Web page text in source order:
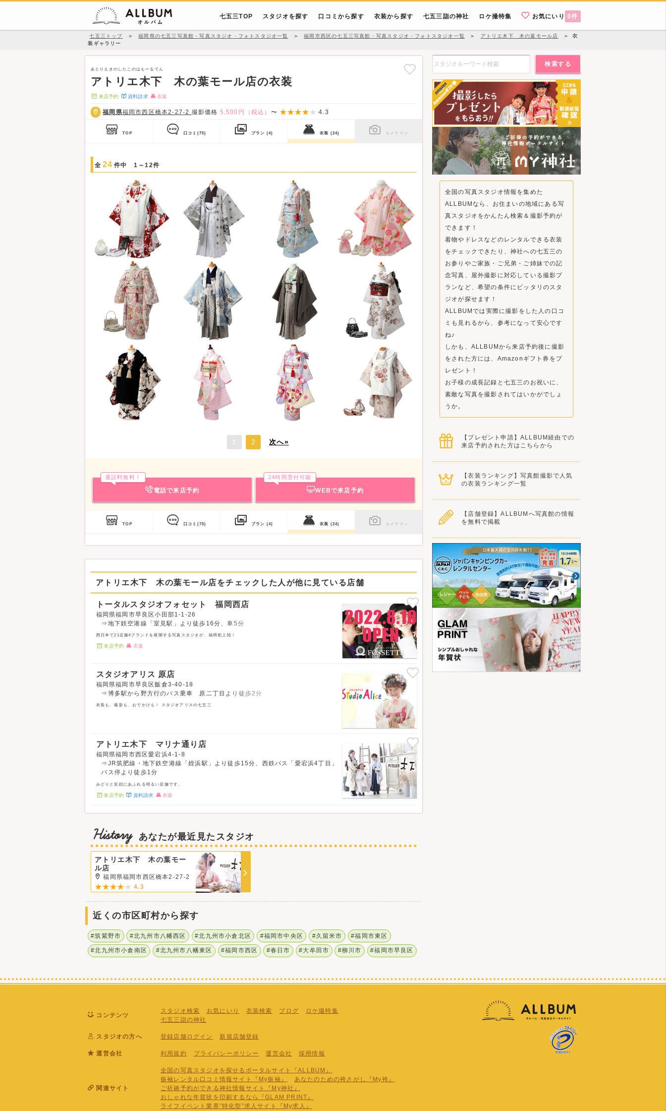
七五三TOP スタジオを探す 口コミから探す 衣装から探す 七五三詣の神社 ロケ撮特集 お気にいり 0件
七五三トップ ＞ 福岡県の七五三写真館・写真スタジオ・フォトスタジオ一覧 ＞ 福岡市西区の七五三写真館・写真スタジオ・フォトスタジオ一覧 ＞ アトリエ木下 木の葉モール店 ＞
衣
装ギャラリー
あとりえきのしたこのはもーるてん
アトリエ木下 木の葉モール店の衣装
来店予約 資料請求 衣装
福岡県福岡市西区橋本2-27-2 撮影価格 5,500円（税込） 〜 4.3
TOP 口コミ (75) プラン (4) 衣装 (24) カメラマン
全 24 件中 1～12件
1 2 次へ»
電話で来店予約
通話料無料！
WEBで来店予約
24時間受付可能
TOP 口コミ (75) プラン (4) 衣装 (24) カメラマン
アトリエ木下 木の葉モール店をチェックした人が他に見ている店舗
トータルスタジオフォセット 福岡西店
福岡県福岡市早良区小田部1-1-26
⇒地下鉄空港線「室見駅」より徒歩16分、車5分
西日本で21店舗4ブランドを展開する写真スタジオが、福岡初上陸！
来店予約 衣装
スタジオアリス 原店
福岡県福岡市早良区飯倉3-40-18
⇒博多駅から野方行のバス乗車 原二丁目より徒歩2分
衣装も、撮影も、おでかけも！ スタジオアリスの七五三
アトリエ木下 マリナ通り店
福岡県福岡市西区愛宕浜4-1-8
⇒JR筑肥線・地下鉄空港線「姪浜駅」より徒歩15分、西鉄バス「愛宕浜4丁目」
バス停より徒歩1分
みどりと笑顔にあふれる明るい店舗です。
来店予約 資料請求 衣装
History あなたが最近見たスタジオ
アトリエ木下 木の葉モー
ル店
福岡県福岡市西区橋本2-27-2
4.3
近くの市区町村から探す
#筑紫野市 #北九州市八幡西区 #北九州市小倉北区 #福岡市中央区 #久留米市 #福岡市東区
#北九州市小倉南区 #北九州市八幡東区 #福岡市西区 #春日市 #大牟田市 #柳川市 #福岡市早良区
検索する
全国の写真スタジオ情報を集めた
ALLBUMなら、お住まいの地域にある写
真スタジオをかんたん検索＆撮影予約が
できます！
着物やドレスなどのレンタルできる衣装
をチェックできたり、神社への七五三の
お参りやご家族・ご兄弟・ご姉妹での記
念写真、屋外撮影に対応している撮影プ
ランなど、希望の条件にピッタリのスタ
ジオが探せます！
ALLBUMでは実際に撮影をした人の口コ
ミも見れるから、参考になって安心です
ね♪
しかも、ALLBUMから来店予約後に撮影
をされた方には、Amazonギフト券をプ
レゼント！
お子様の成長記録と七五三のお祝いに、
素敵な写真を撮影されてはいかがでしょ
うか。
【プレゼント申請】ALLBUM経由での
来店予約された方はこちらから
【衣装ランキング】写真館撮影で人気
の衣装ランキング一覧
【店舗登録】ALLBUMへ写真館の情報
を無料で掲載
コンテンツ
スタジオ検索 お気にいり 衣装検索 ブログ
ロケ撮特集
七五三詣の神社
スタジオの方へ 登録店舗ログイン 新規店舗登録
運営会社 利用規約 プライバシーポリシー 運営会社 採用情報
関連サイト
全国の写真スタジオを探せるポータルサイト『ALLBUM』
振袖レンタル口コミ情報サイト『My振袖』
あなたのための袴さがし『My袴』
ご祈祷予約ができる神社情報サイト『My神社』
おしゃれな年賀状を印刷するなら『GLAM PRINT』
ライフイベント業界”特化型”求人サイト『My求人』